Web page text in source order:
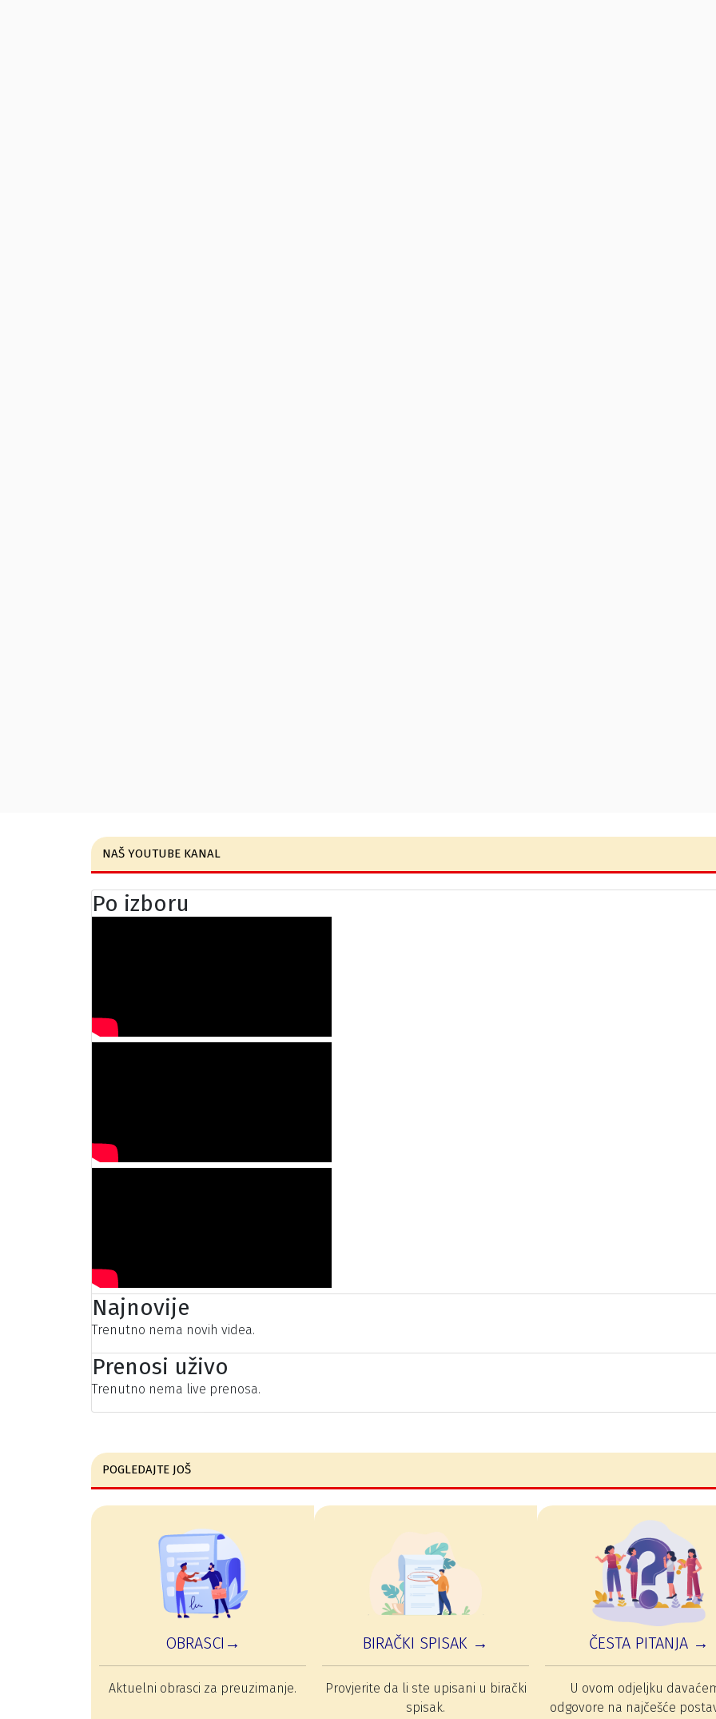
NAŠ YOUTUBE KANAL
Po izboru
Najnovije
Trenutno nema novih videa.
Prenosi uživo
Trenutno nema live prenosa.
POGLEDAJTE JOŠ
OBRASCI→
Aktuelni obrasci za preuzimanje.
BIRAČKI SPISAK →
Provjerite da li ste upisani u birački
spisak.
ČESTA PITANJA →
U ovom odjeljku
odgovore na najčešće